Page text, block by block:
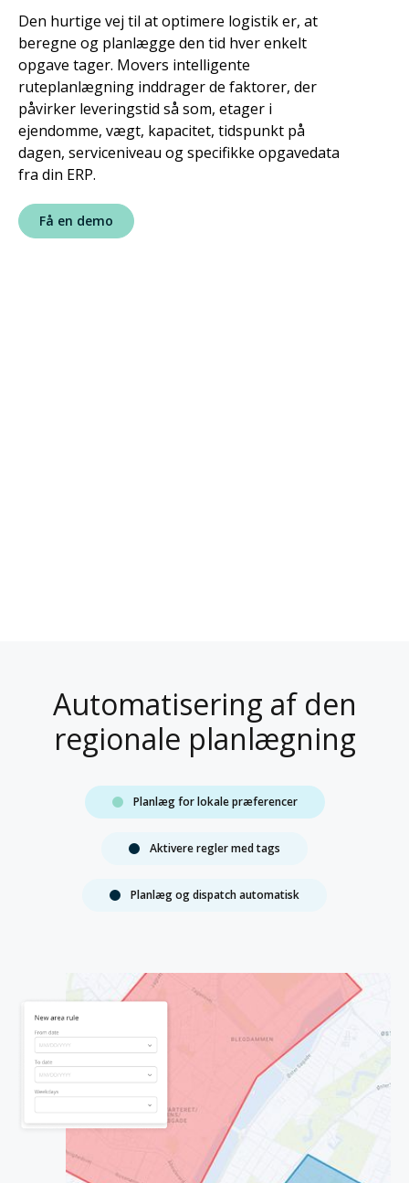
Den hurtige vej til at optimere logistik er, at
beregne og planlægge den tid hver enkelt
opgave tager. Movers intelligente
ruteplanlægning inddrager de faktorer, der
påvirker leveringstid så som, etager i
ejendomme, vægt, kapacitet, tidspunkt på
dagen, serviceniveau og specifikke opgavedata
fra din ERP.
Få en demo
Automatisering af den
regionale planlægning
Planlæg for lokale præferencer
Aktivere regler med tags
Planlæg og dispatch automatisk